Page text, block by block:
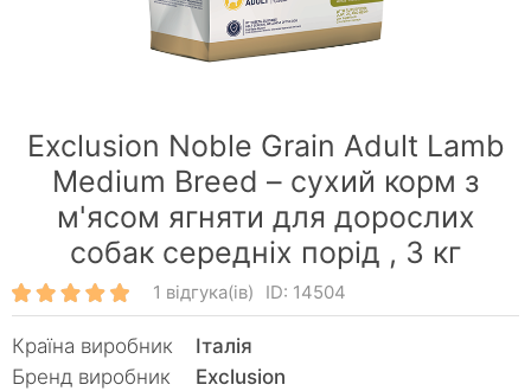
Exclusion Noble Grain Adult Lamb
Medium Breed – сухий корм з
м'ясом ягняти для дорослих
собак середніх порід , 3 кг
1 відгука(ів) ID: 14504
Країна виробник
Італія
Бренд виробник
Exclusion